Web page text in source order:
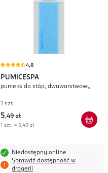
4,8
PUMICESPA
pumeks do stóp, dwuwarstwowy
1 szt.
5,49 zł
1 szt. = 5,49 zł
Niedostępny online
Sprawdź dostępność w
drogerii